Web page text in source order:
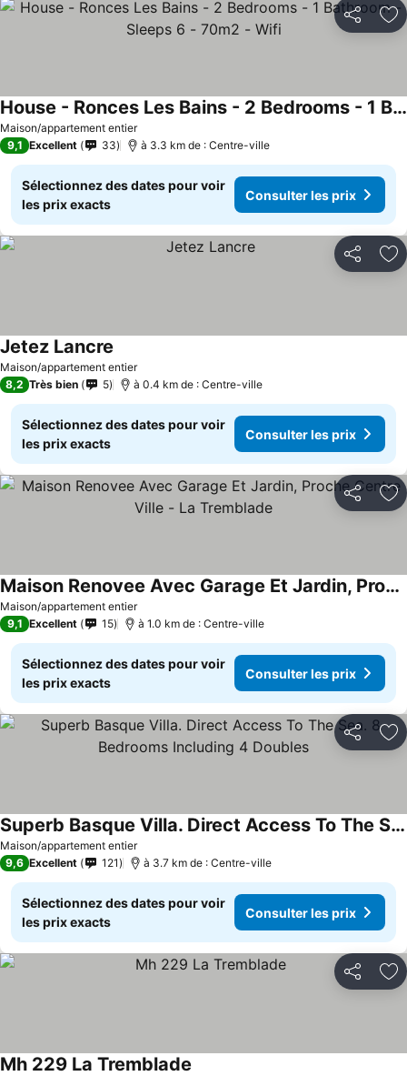
Partager
Maison/appartement entier
House - Ronces Les Bains - 2 Bedrooms - 1 Bathroom - Sleeps 6 - 70m2 - Wifi
9,1 Excellent 33 à 3.3 km de : Centre-ville
Sélectionnez des dates pour voir
les prix exacts
Consulter les prix
Partager
Maison/appartement entier
Jetez Lancre
8,2 Très bien 5 à 0.4 km de : Centre-ville
Sélectionnez des dates pour voir
les prix exacts
Consulter les prix
Partager
Maison/appartement entier
Maison Renovee Avec Garage Et Jardin, Proche Centre Ville - La Tremblade
9,1 Excellent 15 à 1.0 km de : Centre-ville
Sélectionnez des dates pour voir
les prix exacts
Consulter les prix
Partager
Maison/appartement entier
Superb Basque Villa. Direct Access To The Sea. 8 Bedrooms Including 4 Doubles
9,6 Excellent 121 à 3.7 km de : Centre-ville
Sélectionnez des dates pour voir
les prix exacts
Consulter les prix
Partager
Mh 229 La Tremblade